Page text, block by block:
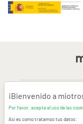
¡Bienvenido a
Por favor, acepta el uso de las
Así es como tratamos tus datos: